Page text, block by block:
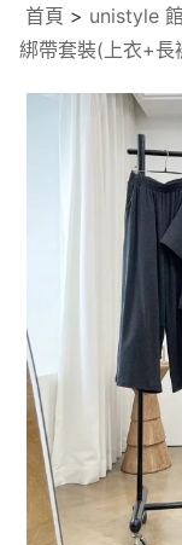
首頁 > unistyle 館
綁帶套裝(上衣+